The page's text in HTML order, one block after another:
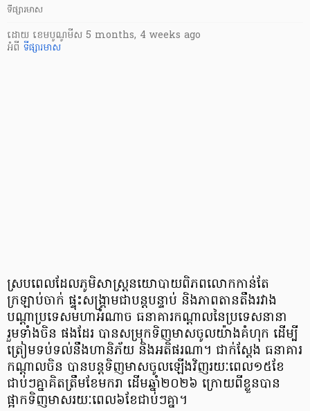
ទីផ្សារមាស
ដោយ ​ ខេមបូណូមីស 5 months, 4 weeks ago
អំពី ទីផ្សារមាស
ស្របពេលដែលភូមិសាស្ត្រនយោបាយពិភពលោកកាន់តែ
ក្រឡាប់ចាក់ ផ្ទុះសង្គ្រាមជាបន្តបន្ទាប់ និងភាពតានតឹងរវាង
បណ្ដាប្រទេសមហាអំណាច ធនាគារកណ្ដាលនៃប្រទេសនានា
រួមទាំងចិន ផងដែរ បានសម្រុកទិញមាសចូលយ៉ាងគំហុក ដើម្បី
ត្រៀមទប់ទល់នឹងហានិភ័យ និងអតិផរណា។ ជាក់ស្ដែង ធនាគារ
កណ្តាលចិន បានបន្តទិញមាសចូលឡើងវិញរយៈពេល១៥ខែ
ជាប់ៗគ្នាគិតត្រឹមខែមករា ដើមឆ្នាំ២០២៦ ក្រោយពីខ្លួនបាន
ផ្អាកទិញមាសរយៈពេល៦ខែជាប់ៗគ្នា។